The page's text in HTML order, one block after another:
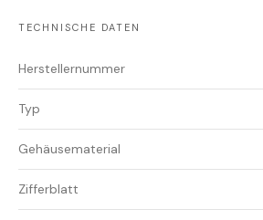
TECHNISCHE DATEN
Herstellernummer
Typ
Gehäusematerial
Zifferblatt